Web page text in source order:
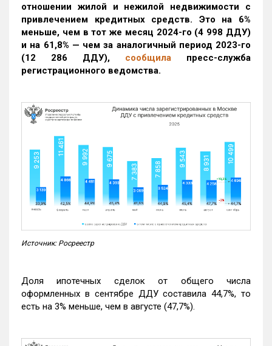
отношении жилой и нежилой недвижимости с
привлечением кредитных средств. Это на 6%
меньше, чем в тот же месяц 2024-го (4 998 ДДУ)
и на 61,8% — чем за аналогичный период 2023-го
(12 286 ДДУ), сообщила пресс-служба
регистрационного ведомства.
Источник: Росреестр
Доля ипотечных сделок от общего числа
оформленных в сентябре ДДУ составила 44,7%, то
есть на 3% меньше, чем в августе (47,7%).